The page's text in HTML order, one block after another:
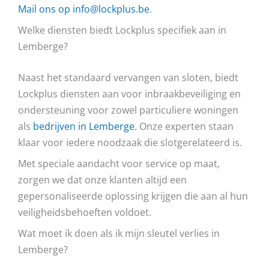
Mail ons op info@lockplus.be.
Welke diensten biedt Lockplus specifiek aan in
Lemberge?
Naast het standaard vervangen van sloten, biedt
Lockplus diensten aan voor inbraakbeveiliging en
ondersteuning voor zowel particuliere woningen
als bedrijven in Lemberge. Onze experten staan
klaar voor iedere noodzaak die slotgerelateerd is.
Met speciale aandacht voor service op maat,
zorgen we dat onze klanten altijd een
gepersonaliseerde oplossing krijgen die aan al hun
veiligheidsbehoeften voldoet.
Wat moet ik doen als ik mijn sleutel verlies in
Lemberge?